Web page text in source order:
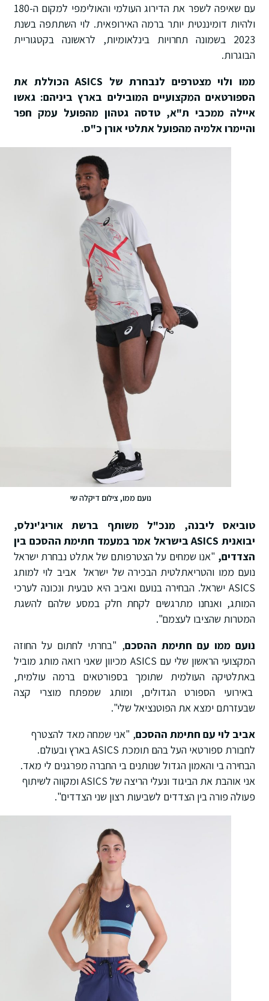
עם שאיפה לשפר את הדירוג העולמי והאולימפי למקום ה-180
ולהיות דומיננטית יותר ברמה האירופאית. לוי השתתפה בשנת
2023 בשמונה תחרויות בינלאומיות, לראשונה בקטגוריית
הבוגרות.
ממו ולוי מצטרפים לנבחרת שלASICSהכוללת את
הספורטאים המקצועיים המובילים בארץ ביניהם: גאשו
איילה ממכבי ת"א, טדסה גטהון מהפועל עמק חפר
והיימרו אלמיה מהפועל אתלטי אורן כ"ס.
נועם ממו, צילום דיקלה שי
טוביאס ליבנה, מנכ"ל משותף ברשת אוריג'ינלס,
יבואניתASICSבישראל אמר במעמד חתימת ההסכם בין
הצדדים,"אנו שמחים על הצטרפותם של אתלט נבחרת ישראל
נועם ממו והטריאתלטית הבכירה של ישראל אביב לוי למותג
ASICS ישראל. הבחירה בנועם ואביב היא טבעית ונכונה לערכי
המותג, ואנחנו מתרגשים לקחת חלק במסע שלהם להשגת
המטרות שהציבו לעצמם".
נועם ממו עם חתימת ההסכם, "בחרתי לחתום על החוזה
המקצועי הראשון שלי עם ASICS מכיוון שאני רואה מותג מוביל
באתלטיקה העולמית שתומך בספורטאים ברמה עולמית,
באירועי הספורט הגדולים, ומותג שמפתח מוצרי קצה
שבעזרתם ימצא את הפוטנציאל שלי".
אביב לוי עם חתימת ההסכם, "אני שמחה מאד להצטרף
לחבורת ספורטאי העל בהם תומכת ASICS בארץ ובעולם.
הבחירה בי והאמון הגדול שנותנים בי החברה מפרגנים לי מאד.
אני אוהבת את הביגוד ונעלי הריצה של ASICS ומקווה לשיתוף
פעולה פורה בין הצדדים לשביעות רצון שני הצדדים".